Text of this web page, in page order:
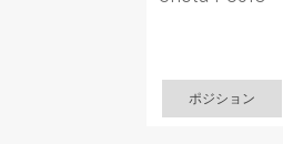
ポジション